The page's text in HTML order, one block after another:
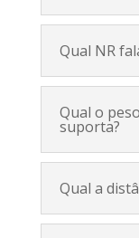
Qual NR
Qual o
suporta?
Qual a